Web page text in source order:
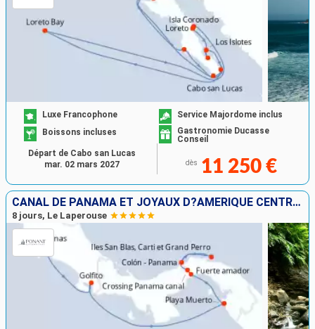
Luxe Francophone
Service Majordome inclus
Boissons incluses
Gastronomie Ducasse
Conseil
dès 11 250 €
Départ de Cabo san Lucas
mar. 02 mars 2027
CANAL DE PANAMA ET JOYAUX D?AMÉRIQUE CENTRALE
8 jours, Le Laperouse